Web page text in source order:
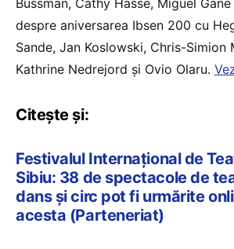
Bussman, Cathy Hasse, Miguel
despre aniversarea Ibsen 200 cu
Sande, Jan Koslowski, Chris-Simion
Kathrine Nedrejord şi Ovio Olaru.
Citește și:
Festivalul Internațional de
Sibiu: 38 de spectacole de
dans și circ pot fi urmărite
acesta (Parteneriat)